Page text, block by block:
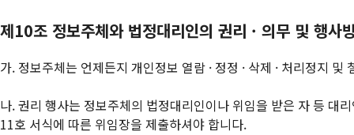
제10조 정보주체와 법정대리인의 권리 · 의무 및 행사
가. 정보주체는 언제든지 개인정보 열람 · 정정 · 삭제 · 처리정지
나. 권리 행사는 정보주체의 법정대리인이나 위임을 받은 자 등 대
11호 서식에 따른 위임장을 제출하셔야 합니다.